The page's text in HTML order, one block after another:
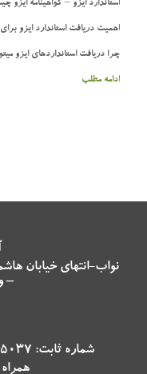
استاندارد ایزو – گواهینامه ایزو
اهمیت دریافت استاندارد ایزو
چرا دریافت استانداردهای ایزو
ادامه مطلب
–
شماره ثابت: 02155105037 – 02122356331
همراه :